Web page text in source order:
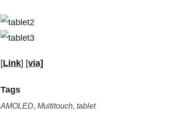
[Link] [via]
Tags
AMOLED, Multitouch, tablet